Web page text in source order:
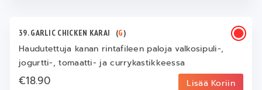
39. GARLIC CHICKEN KARAI (G)
Haudutettuja kanan rintafileen paloja valkosipuli-,
jogurtti-, tomaatti- ja currykastikkeessa
€18.90 Lisää Koriin